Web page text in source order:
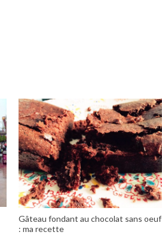
Gâteau fondant au chocolat sans oeuf
: ma recette